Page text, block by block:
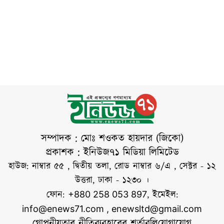
অনুযায়ী, নির্ধারিত
শব্দসীমা অতিক্রমের
অভিযোগে ১ হাজার
২৭৯টি মসজিদ এবং
১৯৯টি মন্দিরকে তাদের
সাউন্ড সিস্টেম
অপসারণের নির্দেশ
দেওয়া হয়েছে। পুলিশ
কর্মকর্তারা জানিয়েছেন,
কোনো নির্দিষ্ট ধর্মকে
সম্পাদক : মোঃ শওকত হায়দার (জিকো)
প্রকাশক : ইনিউজ৭১ মিডিয়া লিমিটেড
হাউজ: নাম্বার ৫৫ , দ্বিতীয় তলা, রোড নাম্বার ৬/এ , সেক্টর - ১২
উত্তরা, ঢাকা - ১২৩০ ।
ফোন: +880 258 053 897, ইমেইল:
info@enews71.com , enewsltd@gmail.com